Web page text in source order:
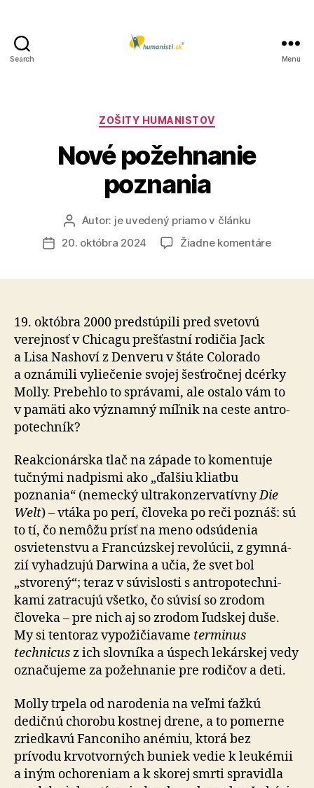
Search Menu
Kategórie
ZOŠITY HUMANISTOV
Nové požehnanie
poznania
Autor
článku
Autor: je uvedený priamo v článku
Dátum
20. októbra 2024 Žiadne komentárena
19. októbra 2000 predstúpili pred svetovú
verejnosť v Chicagu pre­šťastní rodičia Jack
a Lisa Nashoví z Den­veru v štáte Co­lo­ra­do
a ozná­mili vy­lie­če­nie svojej šesť­ročnej dcérky
Molly. Pre­behlo to správami, ale ostalo vám to
v pa­mä­ti ako významný míľ­nik na ceste antro­
po­tech­ník?
Reakcionárska tlač na západe to komentuje
tučnými nadpismi ako „ďalšiu kliatbu
poznania“ (nemecký ultra­kon­zer­va­tívnyDie
Welt) – vtáka po perí, človeka po reči poznáš: sú
to tí, čo nemôžu prísť na meno odsúdenia
osvietenstvu a Fran­cúz­skej re­vo­lú­cii, z gym­ná­
zií vyhadzujú Darwina a učia, že svet bol
„stvorený“; teraz v sú­vislosti s antro­po­tech­ni­
kami zatracujú všetko, čo súvisí so zrodom
človeka – pre nich aj so zrodom ľudskej duše.
My si ten­to­raz vy­po­ži­čia­va­me terminus
technicusz ich slovníka a úspech lekárskej vedy
ozna­ču­je­me za požehnanie pre rodičov a deti.
Molly trpela od narodenia na veľmi ťažkú
dedičnú chorobu kostnej drene, a to pomerne
zriedkavú Fanconiho anémiu, ktorá bez
prívodu krvotvorných buniek vedie k leukémii
a iným ochoreniam a k skorej smrti spravidla